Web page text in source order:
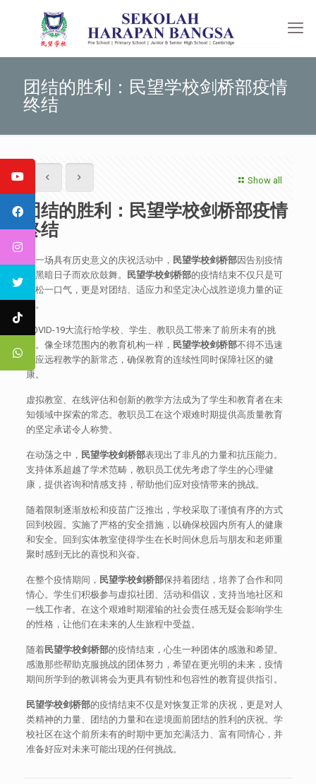
团结的胜利：民望学校剑桥部疫情
终结
Show all
团结的胜利：民望学校剑桥部疫情
终结
在一场具有历史意义的庆祝活动中， 民望学校剑桥部因告别疫情
的黑暗日子而欢欣鼓舞。
民望学校剑桥部的疫情结束不仅只是可
以松一口气，更是对团结、适应力和坚定决心战胜逆境力量的证
明。
COVID-19大流行给学校、学生、教职员工带来了前所未有的挑
战。像全球范围内的教育机构一样， 民望学校剑桥部不得不迅速
适应远程教学的新常态，确保教育的连续性同时保障社区的健
康。
虚拟教室、在线评估和创新的教学方法成为了学生和教育者在未
知领域中探索的常态。教职员工在这个艰难时期提供高质量教育
的坚定承诺令人称赞。
在动荡之中， 民望学校剑桥部表现出了非凡的力量和抗压能力。
支持体系超越了学术范畴，教职员工优先考虑了学生的心理健
康，提供咨询和情感支持，帮助他们应对疫情带来的挑战。
随着限制逐渐放松和疫苗广泛推出，学校采取了谨慎有序的方式
回到校园。实施了严格的安全措施，以确保校园内所有人的健康
和安全。回到实体教室使得学生在长时间休息后与朋友和老师重
聚时感到无比的喜悦和兴奋。
在整个疫情期间， 民望学校剑桥部保持着团结，培养了合作和同
情心。学生们积极参与虚拟社团、活动和倡议，支持当地社区和
一线工作者。在这个艰难时期灌输的社会责任感无疑会影响学生
的性格，让他们在未来的人生旅程中受益。
随着民望学校剑桥部的疫情结束，心生一种团体的感激和希望。
感激那些帮助克服挑战的团体努力，希望在更光明的未来，疫情
期间所学到的教训将会为更具有韧性和包容性的教育提供指引。
民望学校剑桥部的疫情结束不仅是对恢复正常的庆祝，更是对人
类精神的力量、团结的力量和在逆境面前团结的胜利的庆祝。学
校社区在这个前所未有的时期中更加充满活力、富有同情心，并
准备好应对未来可能出现的任何挑战。